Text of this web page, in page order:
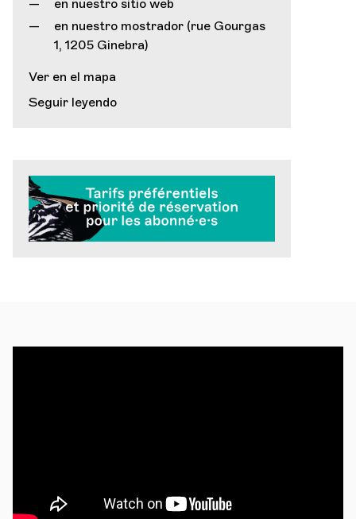
en nuestro sitio web
en nuestro mostrador (rue Gourgas
1, 1205 Ginebra)
Ver en el mapa
Seguir leyendo